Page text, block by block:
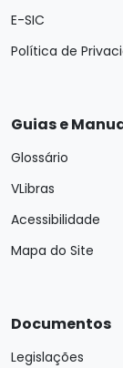
E-SIC
Política de
Guias e
Glossário
VLibras
Acessibilidade
Mapa do Site
Documentos
Legislações